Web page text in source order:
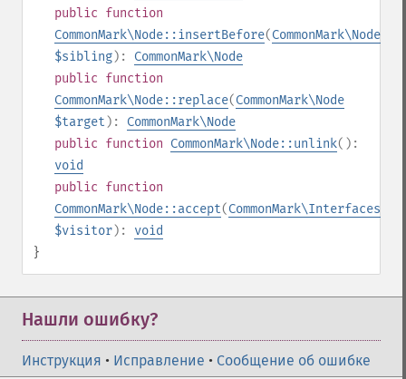
public function
CommonMark\Node::insertBefore(CommonMark\Node
$sibling): CommonMark\Node
public function
CommonMark\Node::replace(CommonMark\Node
$target ): CommonMark\Node
public function CommonMark\Node::unlink():
void
public function
CommonMark\Node::accept(
$visitor): void
}
Нашли ошибку?
Инструкция • Исправление • Сообщение об ошибке